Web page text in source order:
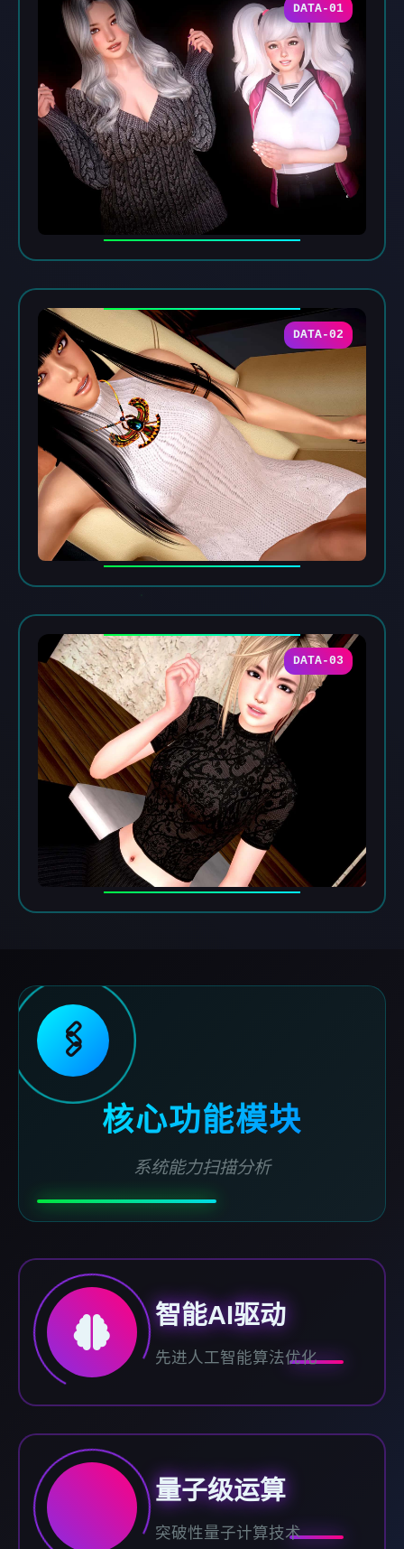
DATA-01
DATA-02
DATA-03
🖇️
核心功能模块
系统能力扫描分析
智能AI驱动
先进人工智能算法优化
量子级运算
突破性量子计算技术